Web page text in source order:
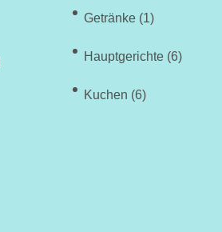
Getränke (1)
Hauptgerichte (6)
Kuchen (6)